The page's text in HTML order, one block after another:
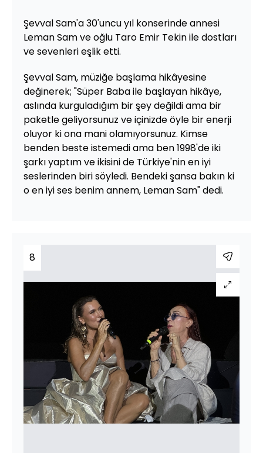
Şevval Sam'a 30'uncu yıl konserinde annesi
Leman Sam ve oğlu Taro Emir Tekin ile dostları
ve sevenleri eşlik etti.
Şevval Sam, müziğe başlama hikâyesine
değinerek; "Süper Baba ile başlayan hikâye,
aslında kurguladığım bir şey değildi ama bir
paketle geliyorsunuz ve içinizde öyle bir enerji
oluyor ki ona mani olamıyorsunuz. Kimse
benden beste istemedi ama ben 1998'de iki
şarkı yaptım ve ikisini de Türkiye'nin en iyi
seslerinden biri söyledi. Bendeki şansa bakın ki
o en iyi ses benim annem, Leman Sam" dedi.
8